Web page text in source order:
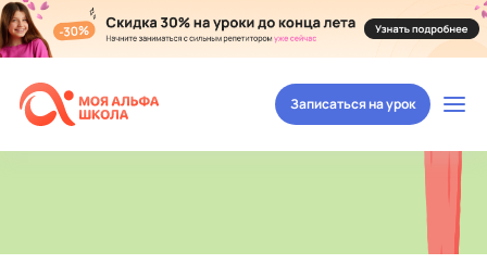
Записаться на урок